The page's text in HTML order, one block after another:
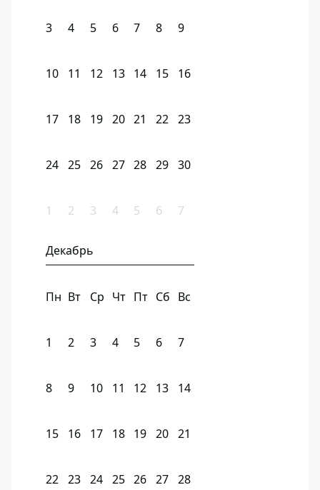
3 4 5 6 7 8 9
10 11 12 13 14 15 16
17 18 19 20 21 22 23
24 25 26 27 28 29 30
1 2 3 4 5 6 7
Декабрь
Пн Вт Ср Чт Пт Сб Вс
1 2 3 4 5 6 7
8 9 10 11 12 13 14
15 16 17 18 19 20 21
22 23 24 25 26 27 28